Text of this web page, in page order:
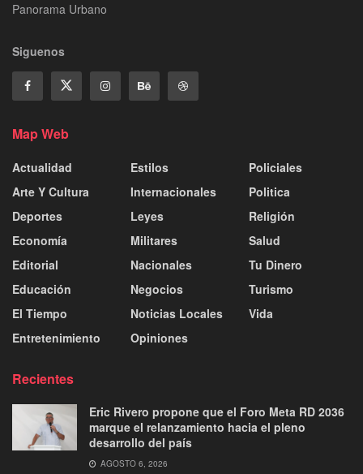
Panorama Urbano
Siguenos
Map Web
Actualidad
Arte Y Cultura
Deportes
Economía
Editorial
Educación
El Tiempo
Entretenimiento
Estilos
Internacionales
Leyes
Militares
Nacionales
Negocios
Noticias Locales
Opiniones
Policiales
Politica
Religión
Salud
Tu Dinero
Turismo
Vida
Recientes
Eric Rivero propone que el Foro Meta RD 2036
marque el relanzamiento hacia el pleno
desarrollo del país
AGOSTO 6, 2026